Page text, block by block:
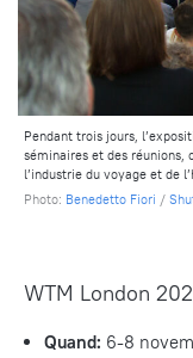
Pendant trois jours,
séminaires et des réunions,
l’industrie du voyage et de
Photo: Benedetto Fiori /
WTM London
Quand: 6-8